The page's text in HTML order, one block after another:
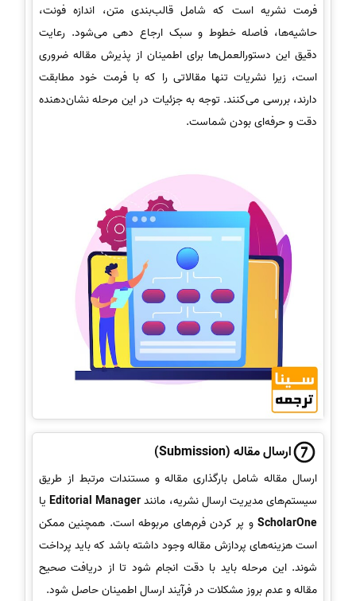
فرمت نشریه است که شامل قالب‌بندی متن، اندازه فونت،
حاشیه‌ها، فاصله خطوط و سبک ارجاع دهی می‌شود. رعایت
دقیق این دستورالعمل‌ها برای اطمینان از پذیرش مقاله ضروری
است، زیرا نشریات تنها مقالاتی را که با فرمت خود مطابقت
دارند، بررسی می‌کنند. توجه به جزئیات در این مرحله نشان‌دهنده
دقت و حرفه‌ای بودن شماست.
ارسال مقاله (Submission)
ارسال مقاله شامل بارگذاری مقاله و مستندات مرتبط از طریق
سیستم‌های مدیریت ارسال نشریه، مانندEditorial Managerیا
ScholarOne و پر کردن فرم‌های مربوطه است. همچنین ممکن
است هزینه‌های پردازش مقاله وجود داشته باشد که باید پرداخت
شوند. این مرحله باید با دقت انجام شود تا از دریافت صحیح
مقاله و عدم بروز مشکلات در فرآیند ارسال اطمینان حاصل شود.